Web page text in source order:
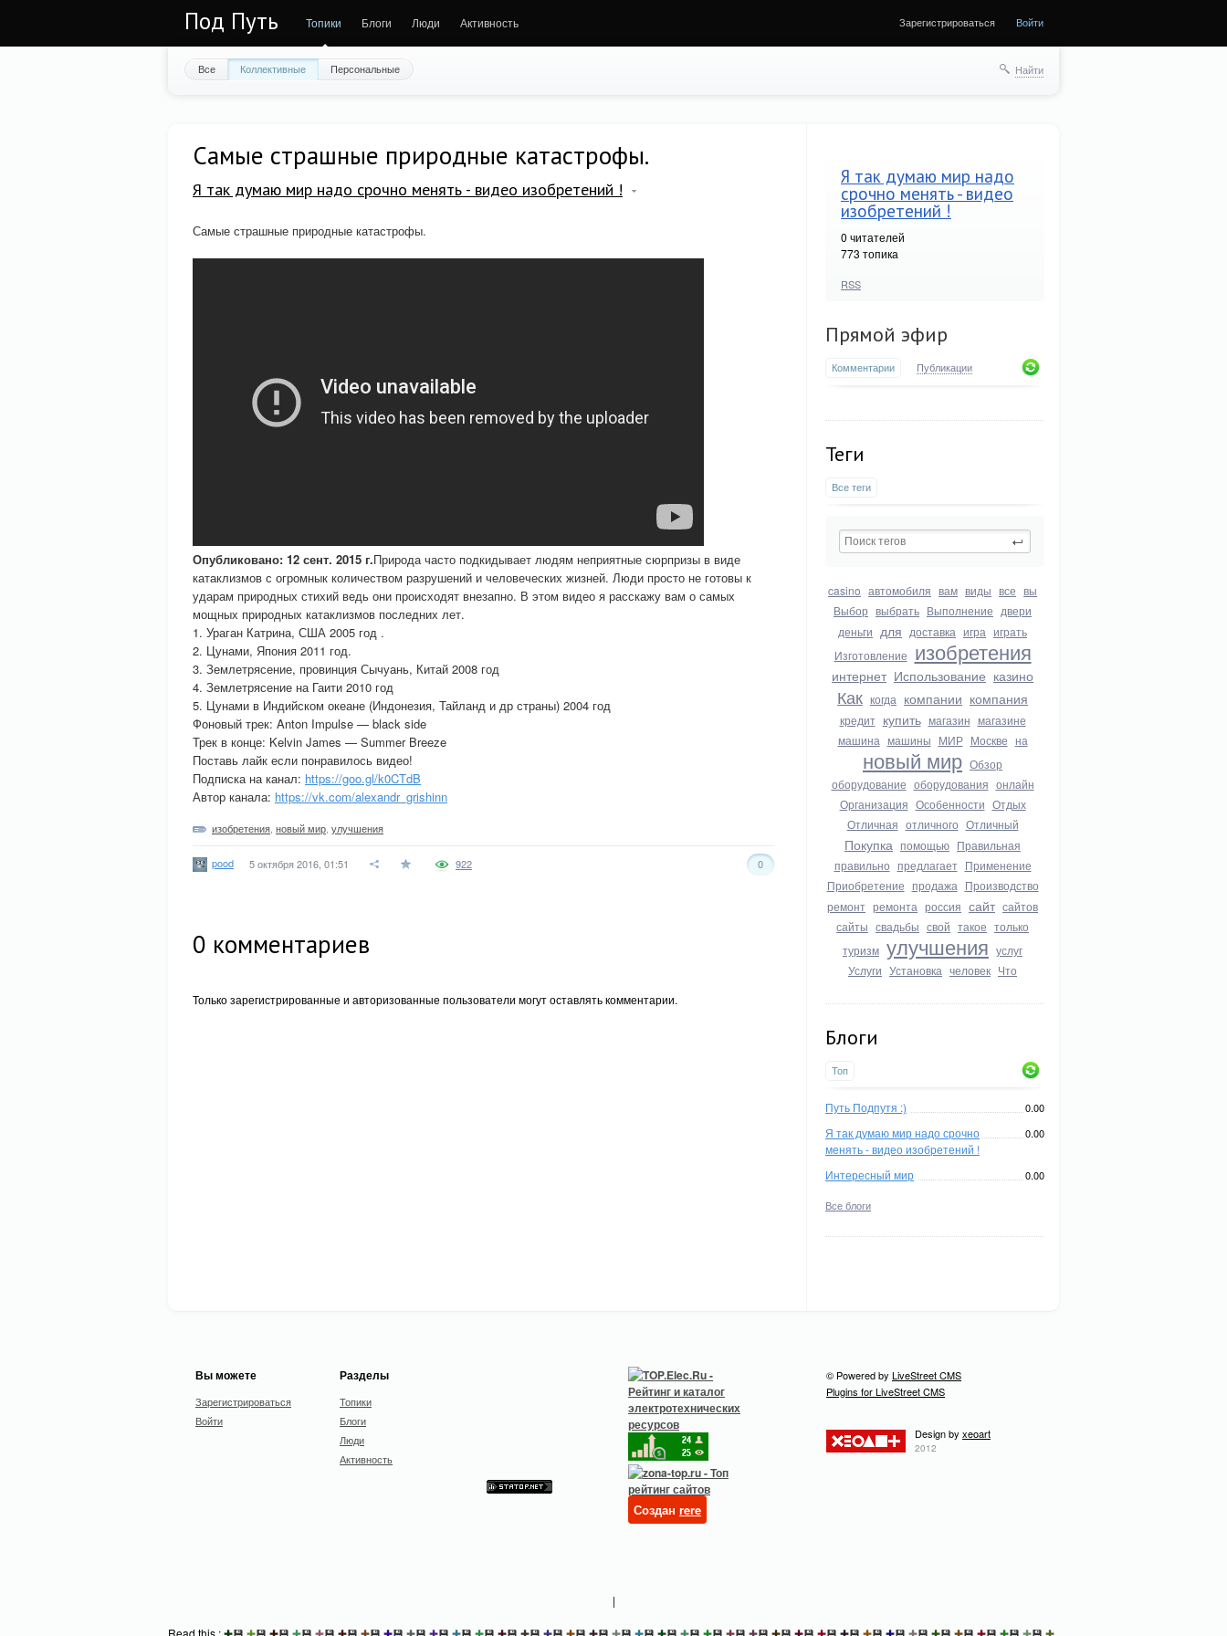
Под Путь Топики Блоги Люди Активность Зарегистрироваться Войти
Все Коллективные Персональные Найти
Я так думаю мир надо
срочно менять - видео
изобретений !
0 читателей
773 топика
RSS
Прямой эфир
Комментарии Публикации
Теги
Все теги
casino автомобиля вам виды все вы
Выбор выбрать Выполнение двери
деньги для доставка игра играть
Изготовление изобретения
интернет Использование казино
Как когда компании компания
кредит купить магазин магазине
машина машины МИР Москве на
новый мир Обзор
оборудование оборудования онлайн
Организация Особенности Отдых
Отличная отличного Отличный
Покупка помощью Правильная
правильно предлагает Применение
Приобретение продажа Производство
ремонт ремонта россия сайт сайтов
сайты свадьбы свой такое только
туризм улучшения услуг
Услуги Установка человек Что
Блоги
Топ
Путь Подпутя :) 0.00
Я так думаю мир надо срочно
менять - видео изобретений !
0.00
Интересный мир 0.00
Все блоги
Самые страшные природные катастрофы.
Я так думаю мир надо срочно менять - видео изобретений !
Самые страшные природные катастрофы.
Опубликовано: 12 сент. 2015 г.Природа часто подкидывает людям неприятные сюрпризы в виде
катаклизмов с огромнык количеством разрушений и человеческих жизней. Люди просто не готовы к
ударам природных стихий ведь они происходят внезапно. В этом видео я расскажу вам о самых
мощных природных катаклизмов последних лет.
1. Ураган Катрина, США 2005 год .
2. Цунами, Япония 2011 год.
3. Землетрясение, провинция Сычуань, Китай 2008 год
4. Землетрясение на Гаити 2010 год
5. Цунами в Индийском океане (Индонезия, Тайланд и др страны) 2004 год
Фоновый трек: Anton Impulse — black side
Трек в конце: Kelvin James — Summer Breeze
Поставь лайк если понравилось видео!
Подписка на канал: https://goo.gl/k0CTdB
Автор канала: https://vk.com/alexandr_grishinn
изобретения новый мир улучшения
pood 5 октября 2016, 01:51 0
922
0 комментариев
Только зарегистрированные и авторизованные пользователи могут оставлять комментарии.
Вы можете
Зарегистрироваться
Войти
Разделы
Топики
Блоги
Люди
Активность
Создан rere
© Powered by LiveStreet CMS
Plugins for LiveStreet CMS
Design by xeoart
2012
|
Read this :✚💾 ✚💾 ✚💾 ✚💾 ✚💾 ✚💾 ✚💾 ✚💾 ✚💾 ✚💾 ✚💾 ✚💾 ✚💾 ✚💾 ✚💾 ✚💾 ✚💾 ✚💾 ✚💾 ✚💾 ✚💾 ✚💾 ✚💾 ✚💾 ✚💾 ✚💾 ✚💾 ✚💾 ✚💾 ✚💾 ✚💾 ✚💾 ✚💾 ✚💾 ✚💾 ✚💾 ✚